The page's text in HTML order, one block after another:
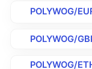
POLYWOG/
POLYWOG/
POLYWOG/